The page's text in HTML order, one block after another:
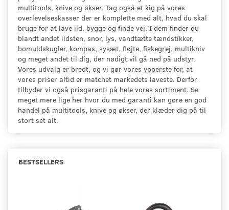
multitools, knive og økser. Tag også et kig på vores
overlevelseskasser der er komplette med alt, hvad du skal
bruge for at lave ild, bygge og finde vej. I dem finder du
blandt andet ildsten, snor, lys, vandtætte tændstikker,
bomuldskugler, kompas, sysæt, fløjte, fiskegrej, multikniv
og meget andet til dig, der nødigt vil gå ned på udstyr.
Vores udvalg er bredt, og vi gør vores ypperste for, at
vores priser altid er matchet markedets laveste. Derfor
tilbyder vi også prisgaranti på hele vores sortiment. Se
meget mere lige her hvor du med garanti kan gøre en god
handel på multitools, knive og økser, der klæder dig på til
stort set alt.
BESTSELLERS